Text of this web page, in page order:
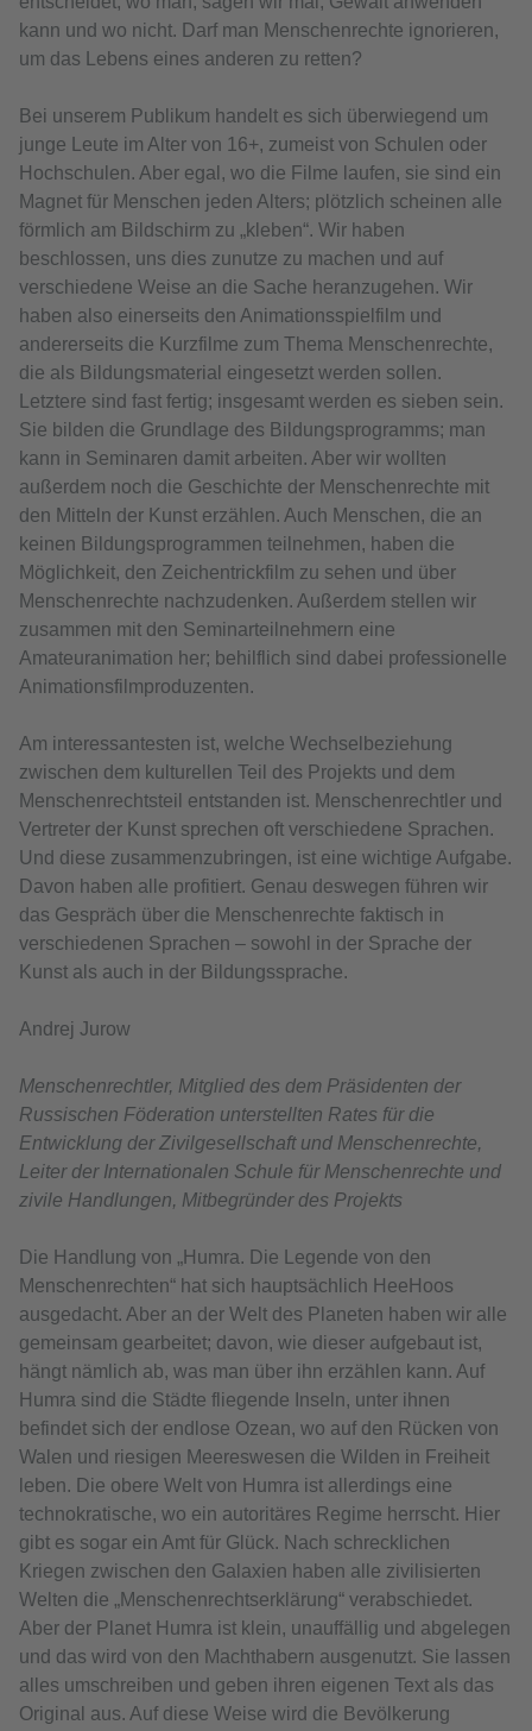
kann und wo nicht. Darf man Menschenrechte ignorieren,
um das Lebens eines anderen zu retten?
Bei unserem Publikum handelt es sich überwiegend um
junge Leute im Alter von 16+, zumeist von Schulen oder
Hochschulen. Aber egal, wo die Filme laufen, sie sind ein
Magnet für Menschen jeden Alters; plötzlich scheinen alle
förmlich am Bildschirm zu „kleben“. Wir haben
beschlossen, uns dies zunutze zu machen und auf
verschiedene Weise an die Sache heranzugehen. Wir
haben also einerseits den Animationsspielfilm und
andererseits die Kurzfilme zum Thema Menschenrechte,
die als Bildungsmaterial eingesetzt werden sollen.
Letztere sind fast fertig; insgesamt werden es sieben sein.
Sie bilden die Grundlage des Bildungsprogramms; man
kann in Seminaren damit arbeiten. Aber wir wollten
außerdem noch die Geschichte der Menschenrechte mit
den Mitteln der Kunst erzählen. Auch Menschen, die an
keinen Bildungsprogrammen teilnehmen, haben die
Möglichkeit, den Zeichentrickfilm zu sehen und über
Menschenrechte nachzudenken. Außerdem stellen wir
zusammen mit den Seminarteilnehmern eine
Amateuranimation her; behilflich sind dabei professionelle
Animationsfilmproduzenten.
Am interessantesten ist, welche Wechselbeziehung
zwischen dem kulturellen Teil des Projekts und dem
Menschenrechtsteil entstanden ist. Menschenrechtler und
Vertreter der Kunst sprechen oft verschiedene Sprachen.
Und diese zusammenzubringen, ist eine wichtige Aufgabe.
Davon haben alle profitiert. Genau deswegen führen wir
das Gespräch über die Menschenrechte faktisch in
verschiedenen Sprachen – sowohl in der Sprache der
Kunst als auch in der Bildungssprache.
Andrej Jurow
Menschenrechtler, Mitglied des dem Präsidenten der
Russischen Föderation unterstellten Rates für die
Entwicklung der Zivilgesellschaft und Menschenrechte,
Leiter der Internationalen Schule für Menschenrechte und
zivile Handlungen, Mitbegründer des Projekts
Die Handlung von „Humra. Die Legende von den
Menschenrechten“ hat sich hauptsächlich HeeHoos
ausgedacht. Aber an der Welt des Planeten haben wir alle
gemeinsam gearbeitet; davon, wie dieser aufgebaut ist,
hängt nämlich ab, was man über ihn erzählen kann. Auf
Humra sind die Städte fliegende Inseln, unter ihnen
befindet sich der endlose Ozean, wo auf den Rücken von
Walen und riesigen Meereswesen die Wilden in Freiheit
leben. Die obere Welt von Humra ist allerdings eine
technokratische, wo ein autoritäres Regime herrscht. Hier
gibt es sogar ein Amt für Glück. Nach schrecklichen
Kriegen zwischen den Galaxien haben alle zivilisierten
Welten die „Menschenrechtserklärung“ verabschiedet.
Aber der Planet Humra ist klein, unauffällig und abgelegen
und das wird von den Machthabern ausgenutzt. Sie lassen
alles umschreiben und geben ihren eigenen Text als das
Original aus. Auf diese Weise wird die Bevölkerung